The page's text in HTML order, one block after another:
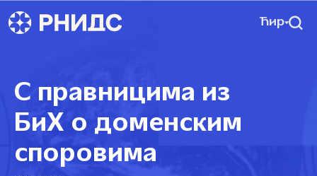
Ћир
С правницима из
БиХ о доменским
споровима